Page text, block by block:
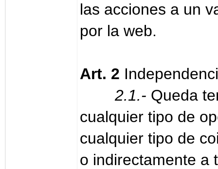
las acciones a un
por la web.
Art. 2
2.1.- Queda
cualquier tipo de
cualquier tipo de
o indirectamente a